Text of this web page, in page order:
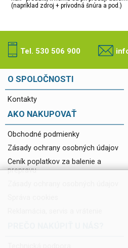
(napríklad zdroj + prívodná šnúra a pod.)
Tel. 530 506 900
O SPOLOČNOSTI
Kontakty
AKO NAKUPOVAŤ
Obchodné podmienky
Zásady ochrany osobných údajov
Ceník poplatkov za balenie a
prepravu